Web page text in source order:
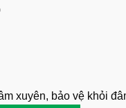
xuyên, bảo vệ khỏi